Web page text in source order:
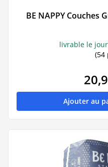
BE NAPPY Couches
livrable le
(54
Ajouter au